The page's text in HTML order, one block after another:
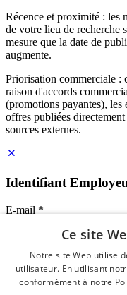
Récence et proximité : les
de votre lieu de recherche
mesure que la date de
augmente.
Priorisation commerciale :
raison d'accords
(promotions payantes),
offres publiées
sources externes.
Identifiant
E-mail *
Mot de passe
se souvenir de moi
mot de passe oublié?
Ce site
Notre site Web utilise
utilisateur. En utilisant
conformément à notre